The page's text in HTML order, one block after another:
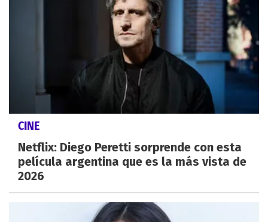
CINE
Netflix: Diego Peretti sorprende con esta
película argentina que es la más vista de
2026